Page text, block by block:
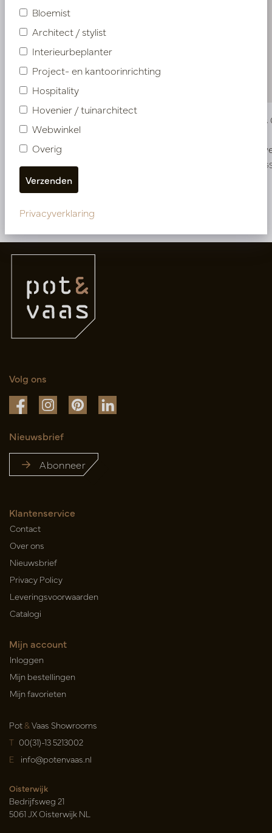
Vaas Blos Crème D9 H12,5
Op voorraad
PV45.3263WS
Vaas
Snel
Meer van Vazen
Volg ons
Nieuwsbrief
Abonneer
Klantenservice
Contact
Over ons
Nieuwsbrief
Privacy Policy
Leveringsvoorwaarden
Catalogi
Mijn account
Inloggen
Mijn bestellingen
Mijn favorieten
Pot&Vaas Showrooms
T 00(31)-13 5213002
E info@potenvaas.nl
Oisterwijk
Bedrijfsweg 21
5061 JX Oisterwijk NL
Bloemist
Architect / stylist
Interieurbeplanter
Project- en kantoorinrichting
Hospitality
Hovenier / tuinarchitect
Webwinkel
Overig
Privacyverklaring